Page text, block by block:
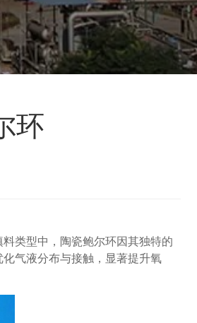
环
类型中，陶瓷鲍尔环因其独特的
气液分布与接触，显著提升氧